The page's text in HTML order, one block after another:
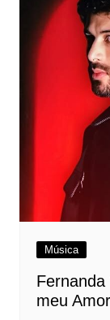
Música
Fernanda
meu